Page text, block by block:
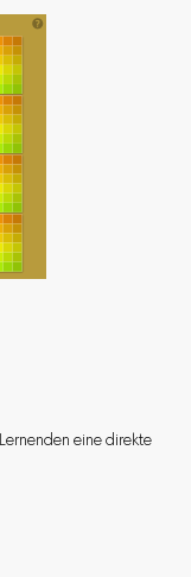
eine direkte